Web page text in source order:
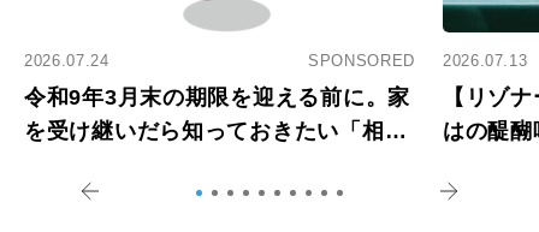
2026.07.24 SPONSORED
令和9年3月末の期限を迎える前に。家
を受け継いだら知っておきたい「相続
2026.07.13
【リゾ
はの醍